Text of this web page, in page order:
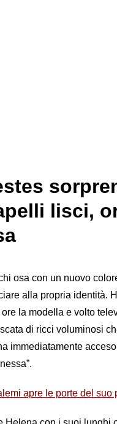
lisci,
osa con un nuovo
alla propria identità.
la modella e volto
di ricci voluminosi
immediatamente
apre le porte del suo